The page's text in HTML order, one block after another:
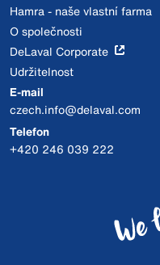
Hamra - naše vlastní farma
O společnosti
DeLaval Corporate
Udržitelnost
E-mail
czech.info@delaval.com
Telefon
+420 246 039 222